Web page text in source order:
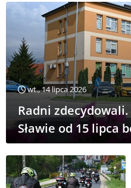
wt., 14 lipca 2026
Radni
Sławie od 15 lipca